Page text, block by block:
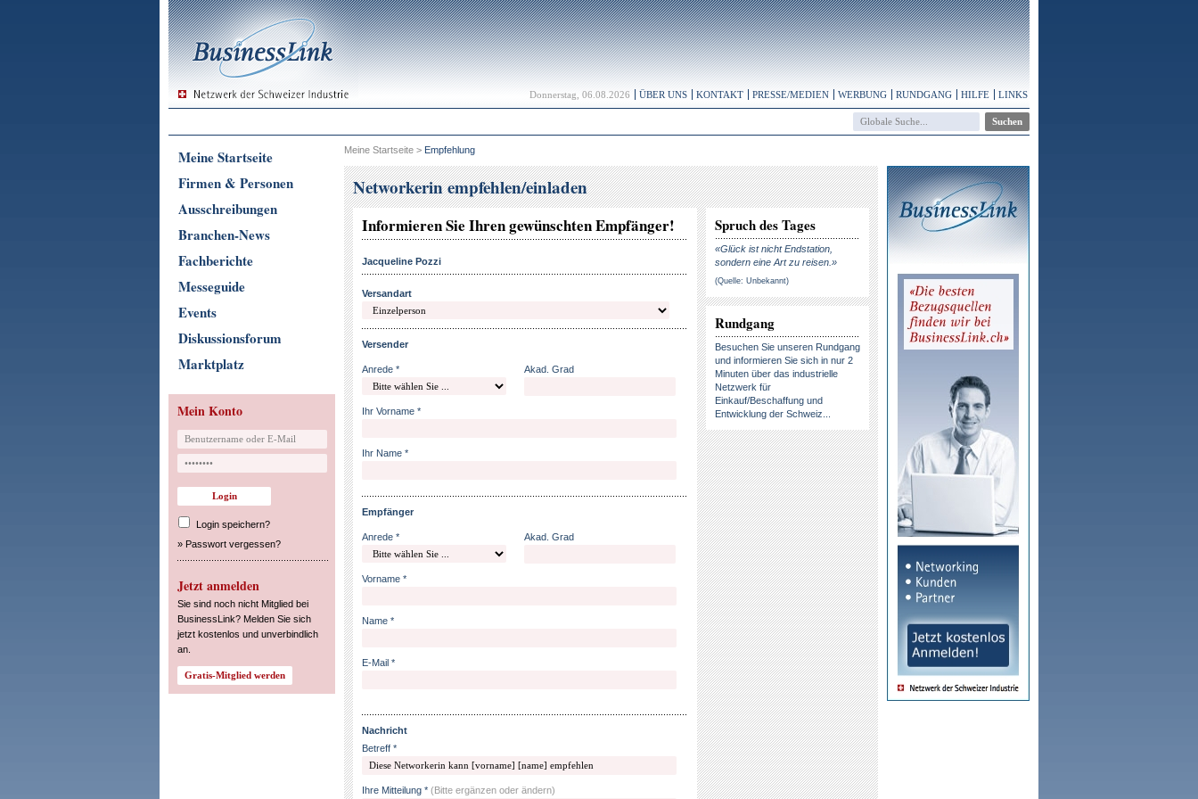
Donnerstag, 06.08.2026 ÜBER UNS KONTAKT PRESSE/MEDIEN WERBUNG RUNDGANG HILFE LINKS
Meine Startseite
Firmen & Personen
Ausschreibungen
Branchen-News
Fachberichte
Messeguide
Events
Diskussionsforum
Marktplatz
Mein Konto
Login speichern?
» Passwort vergessen?
Jetzt anmelden
Sie sind noch nicht Mitglied bei
BusinessLink? Melden Sie sich
jetzt kostenlos und unverbindlich
an.
Meine Startseite > Empfehlung
Networkerin empfehlen/einladen
Informieren Sie Ihren gewünschten Empfänger!
Jacqueline Pozzi
Versandart
Versender
Anrede * Akad. Grad
Ihr Vorname *
Ihr Name *
Empfänger
Anrede * Akad. Grad
Vorname *
Name *
E-Mail *
Nachricht
Betreff *
Ihre Mitteilung * (Bitte ergänzen oder ändern)
Spruch des Tages
«Glück ist nicht Endstation,
sondern eine Art zu reisen.»
(Quelle: Unbekannt)
Rundgang
Besuchen Sie unseren Rundgang
und informieren Sie sich in nur 2
Minuten über das industrielle
Netzwerk für
Einkauf/Beschaffung und
Entwicklung der Schweiz...